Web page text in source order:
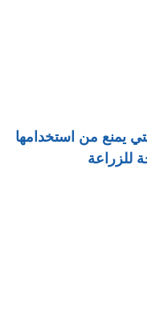
يمنع من استخدامها
للزراعة